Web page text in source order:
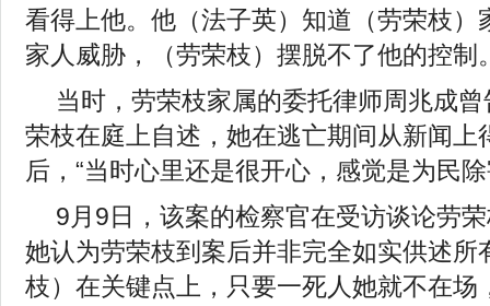
看得上他。他（法子英）知道（劳荣枝）
家人威胁，（劳荣枝）摆脱不了他的控制
当时，劳荣枝家属的委托律师周兆成
荣枝在庭上自述，她在逃亡期间从新闻上
后，“当时心里还是很开心，感觉是为民除
9月9日，该案的检察官在受访谈论劳
她认为劳荣枝到案后并非完全如实供述所
枝）在关键点上，只要一死人她就不在场